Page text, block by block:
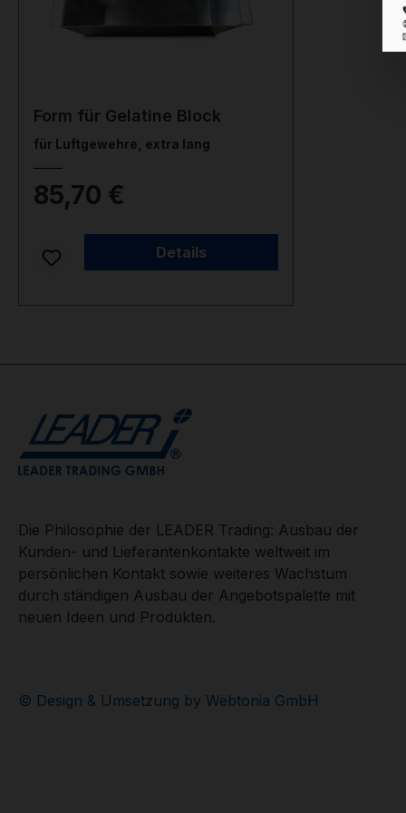
Form für Gelatine Block
für Luftgewehre, extra lang
85,70 €
Nicht auf Lager
Details
Die Philosophie der LEADER Trading: Ausbau der
Kunden- und Lieferantenkontakte weltweit im
persönlichen Kontakt sowie weiteres Wachstum
durch ständigen Ausbau der Angebotspalette mit
neuen Ideen und Produkten.
© Design & Umsetzung by Webtonia GmbH